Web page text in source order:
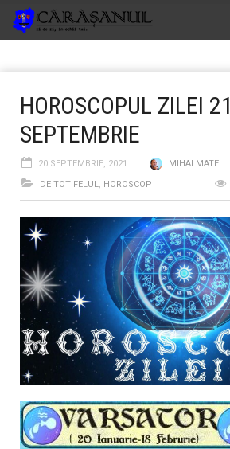
HOROSCOPUL ZILEI 21
SEPTEMBRIE
20 SEPTEMBRIE, 2021
MIHAI MATEI
DE TOT FELUL, HOROSCOP